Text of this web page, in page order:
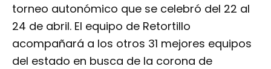
torneo autonómico que se celebró del 22 al
24 de abril. El equipo de Retortillo
acompañará a los otros 31 mejores equipos
del estado en busca de la corona de